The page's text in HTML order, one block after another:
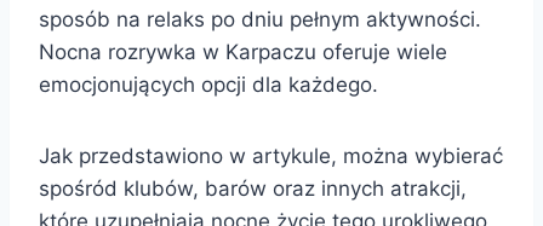
sposób na relaks po dniu pełnym aktywności.
Nocna rozrywka w Karpaczu oferuje wiele
emocjonujących opcji dla każdego.
Jak przedstawiono w artykule, można wybierać
spośród klubów, barów oraz innych atrakcji,
które uzupełniają nocne życie tego urokliwego